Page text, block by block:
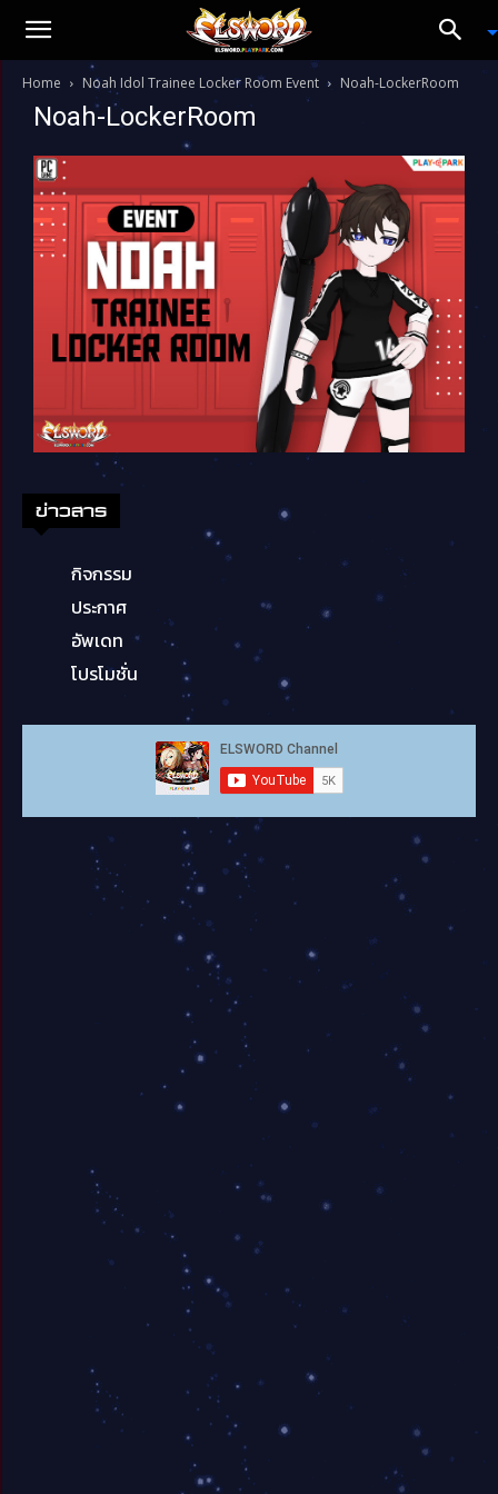
Home Noah Idol Trainee Locker Room Event Noah-LockerRoom
Noah-LockerRoom
ข่าวสาร
กิจกรรม
ประกาศ
อัพเดท
โปรโมชั่น